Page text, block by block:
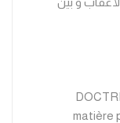
matière